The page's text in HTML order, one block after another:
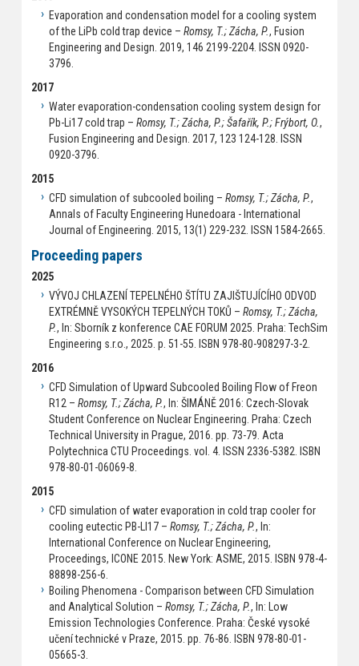
Evaporation and condensation model for a cooling system
of the LiPb cold trap device – Romsy, T.; Zácha, P., Fusion
Engineering and Design. 2019, 146 2199-2204. ISSN 0920-
3796.
2017
Water evaporation-condensation cooling system design for
Pb-Li17 cold trap – Romsy, T.; Zácha, P.; Šafařík, P.; Frýbort, O.,
Fusion Engineering and Design. 2017, 123 124-128. ISSN
0920-3796.
2015
CFD simulation of subcooled boiling – Romsy, T.; Zácha, P.,
Annals of Faculty Engineering Hunedoara - International
Journal of Engineering. 2015, 13(1) 229-232. ISSN 1584-2665.
Proceeding papers
2025
VÝVOJ CHLAZENÍ TEPELNÉHO ŠTÍTU ZAJIŠTUJÍCÍHO ODVOD
EXTRÉMNĚ VYSOKÝCH TEPELNÝCH TOKŮ – Romsy, T.; Zácha,
P., In: Sborník z konference CAE FORUM 2025. Praha: TechSim
Engineering s.r.o., 2025. p. 51-55. ISBN 978-80-908297-3-2.
2016
CFD Simulation of Upward Subcooled Boiling Flow of Freon
R12 – Romsy, T.; Zácha, P., In: ŠIMÁNĚ 2016: Czech-Slovak
Student Conference on Nuclear Engineering. Praha: Czech
Technical University in Prague, 2016. pp. 73-79. Acta
Polytechnica CTU Proceedings. vol. 4. ISSN 2336-5382. ISBN
978-80-01-06069-8.
2015
CFD simulation of water evaporation in cold trap cooler for
cooling eutectic PB-LI17 – Romsy, T.; Zácha, P., In:
International Conference on Nuclear Engineering,
Proceedings, ICONE 2015. New York: ASME, 2015. ISBN 978-4-
88898-256-6.
Boiling Phenomena - Comparison between CFD Simulation
and Analytical Solution – Romsy, T.; Zácha, P., In: Low
Emission Technologies Conference. Praha: České vysoké
učení technické v Praze, 2015. pp. 76-86. ISBN 978-80-01-
05665-3.